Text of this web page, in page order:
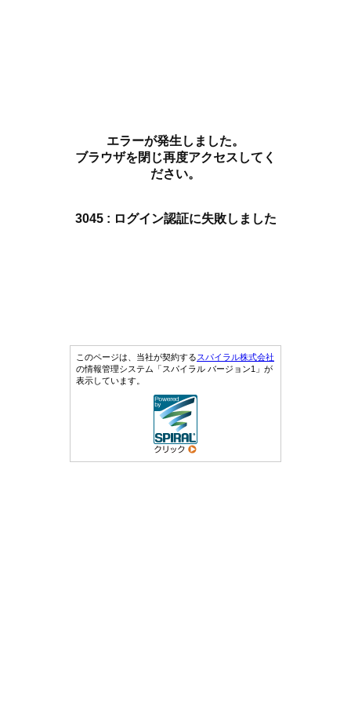
エラーが発生しました。
ブラウザを閉じ再度アクセスしてく
ださい。
3045 : ログイン認証に失敗しました
このページは、当社が契約するスパイラル株式会社
の情報管理システム「スパイラル バージョン1」が
表示しています。